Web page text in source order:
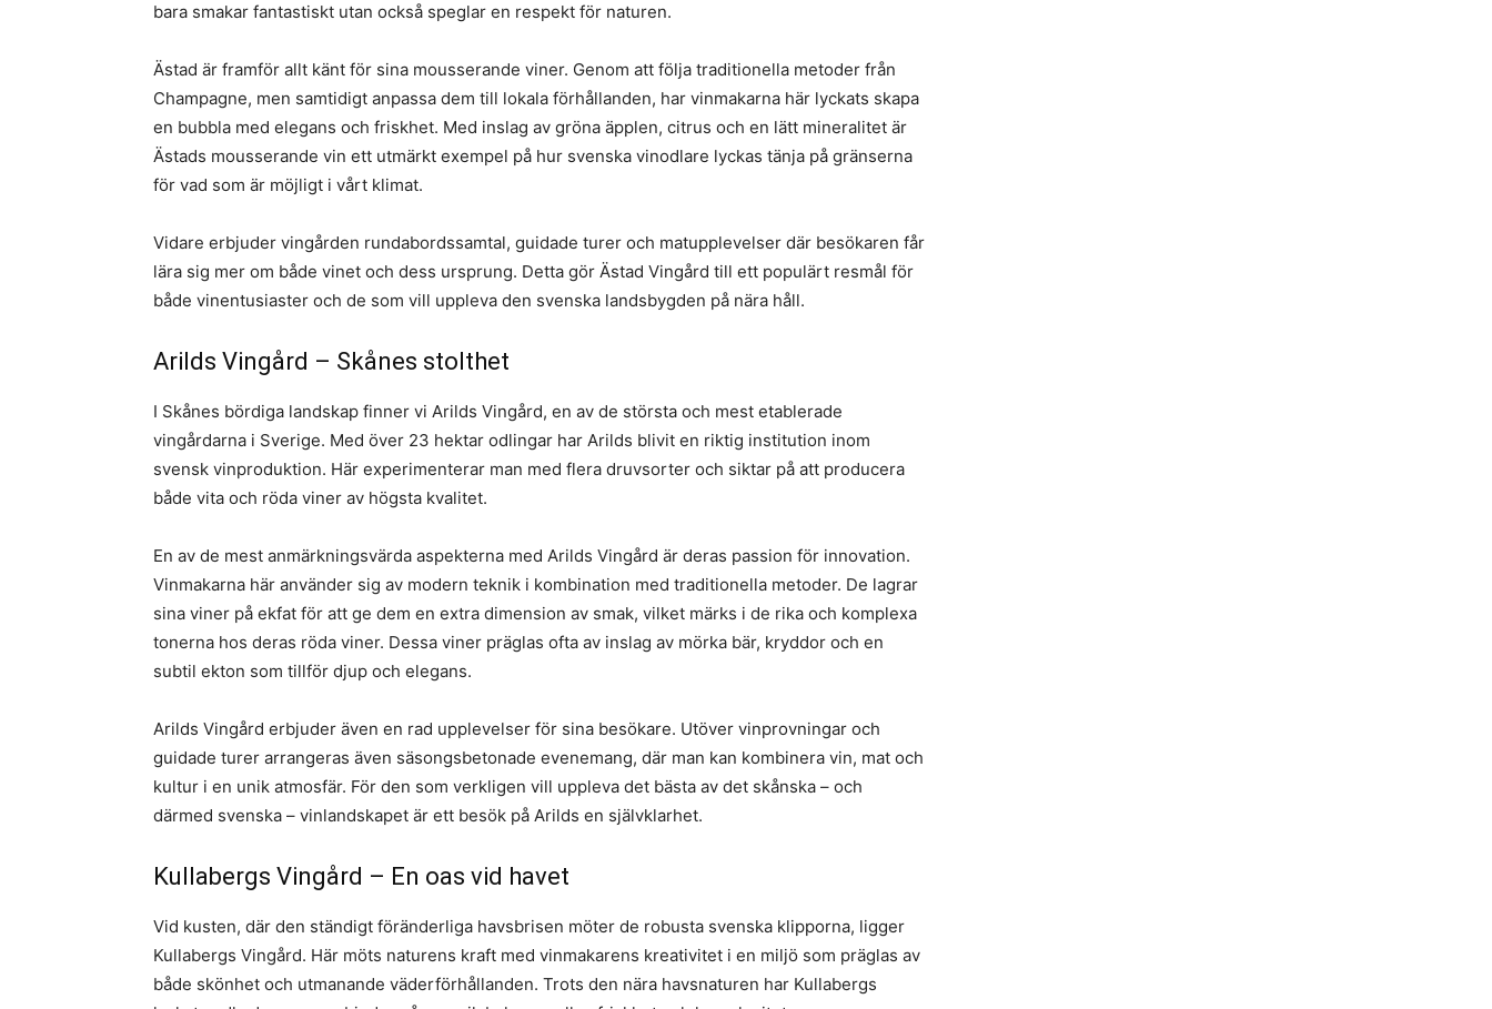
bara smakar fantastiskt utan också speglar en respekt för naturen.
Ästad är framför allt känt för sina mousserande viner. Genom att följa traditionella metoder från
Champagne, men samtidigt anpassa dem till lokala förhållanden, har vinmakarna här lyckats skapa
en bubbla med elegans och friskhet. Med inslag av gröna äpplen, citrus och en lätt mineralitet är
Ästads mousserande vin ett utmärkt exempel på hur svenska vinodlare lyckas tänja på gränserna
för vad som är möjligt i vårt klimat.
Vidare erbjuder vingården rundabordssamtal, guidade turer och matupplevelser där besökaren får
lära sig mer om både vinet och dess ursprung. Detta gör Ästad Vingård till ett populärt resmål för
både vinentusiaster och de som vill uppleva den svenska landsbygden på nära håll.
Arilds Vingård – Skånes stolthet
I Skånes bördiga landskap finner vi Arilds Vingård, en av de största och mest etablerade
vingårdarna i Sverige. Med över 23 hektar odlingar har Arilds blivit en riktig institution inom
svensk vinproduktion. Här experimenterar man med flera druvsorter och siktar på att producera
både vita och röda viner av högsta kvalitet.
En av de mest anmärkningsvärda aspekterna med Arilds Vingård är deras passion för innovation.
Vinmakarna här använder sig av modern teknik i kombination med traditionella metoder. De lagrar
sina viner på ekfat för att ge dem en extra dimension av smak, vilket märks i de rika och komplexa
tonerna hos deras röda viner. Dessa viner präglas ofta av inslag av mörka bär, kryddor och en
subtil ekton som tillför djup och elegans.
Arilds Vingård erbjuder även en rad upplevelser för sina besökare. Utöver vinprovningar och
guidade turer arrangeras även säsongsbetonade evenemang, där man kan kombinera vin, mat och
kultur i en unik atmosfär. För den som verkligen vill uppleva det bästa av det skånska – och
därmed svenska – vinlandskapet är ett besök på Arilds en självklarhet.
Kullabergs Vingård – En oas vid havet
Vid kusten, där den ständigt föränderliga havsbrisen möter de robusta svenska klipporna, ligger
Kullabergs Vingård. Här möts naturens kraft med vinmakarens kreativitet i en miljö som präglas av
både skönhet och utmanande väderförhållanden. Trots den nära havsnaturen har Kullabergs